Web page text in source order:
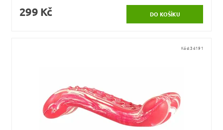
299 Kč
Kód:34191